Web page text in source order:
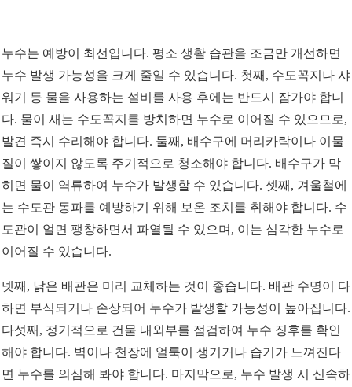
누수는 예방이 최선입니다. 평소 생활 습관을 조금만 개선하면
누수 발생 가능성을 크게 줄일 수 있습니다. 첫째, 수도꼭지나 샤
워기 등 물을 사용하는 설비를 사용 후에는 반드시 잠가야 합니
다. 물이 새는 수도꼭지를 방치하면 누수로 이어질 수 있으므로,
발견 즉시 수리해야 합니다. 둘째, 배수구에 머리카락이나 이물
질이 쌓이지 않도록 주기적으로 청소해야 합니다. 배수구가 막
히면 물이 역류하여 누수가 발생할 수 있습니다. 셋째, 겨울철에
는 수도관 동파를 예방하기 위해 보온 조치를 취해야 합니다. 수
도관이 얼면 팽창하면서 파열될 수 있으며, 이는 심각한 누수로
이어질 수 있습니다.
넷째, 낡은 배관은 미리 교체하는 것이 좋습니다. 배관 수명이 다
하면 부식되거나 손상되어 누수가 발생할 가능성이 높아집니다.
다섯째, 정기적으로 건물 내외부를 점검하여 누수 징후를 확인
해야 합니다. 벽이나 천장에 얼룩이 생기거나 습기가 느껴진다
면 누수를 의심해 봐야 합니다. 마지막으로, 누수 발생 시 신속하